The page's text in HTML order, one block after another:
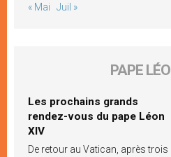
« Mai Juil »
PAPE
Les prochains grands
rendez-vous du pape Léon
XIV
De retour au Vatican, après trois